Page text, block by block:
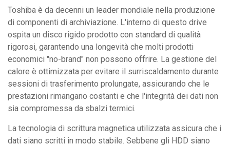
Toshiba è da decenni un leader mondiale nella produzione
di componenti di archiviazione. L'interno di questo drive
ospita un disco rigido prodotto con standard di qualità
rigorosi, garantendo una longevità che molti prodotti
economici "no-brand" non possono offrire. La gestione del
calore è ottimizzata per evitare il surriscaldamento durante
sessioni di trasferimento prolungate, assicurando che le
prestazioni rimangano costanti e che l'integrità dei dati non
sia compromessa da sbalzi termici.
La tecnologia di scrittura magnetica utilizzata assicura che i
dati siano scritti in modo stabile. Sebbene gli HDD siano